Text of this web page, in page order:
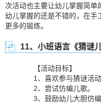
次活动也主要让幼儿掌握简
幼儿掌握的还是不错的，在手
更多的锻炼。
11、小班语言《猜谜
【活动目标】
1、喜欢参与猜谜活动
2、尝试仿编儿歌。
3、鼓励幼儿大胆仿编